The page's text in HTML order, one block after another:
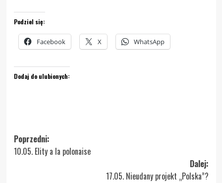
Podziel się:
Facebook X WhatsApp
Dodaj do ulubionych:
Zobacz
wpisy
Poprzedni:
10.05. Elity a la polonaise
Dalej:
17.05. Nieudany projekt „Polska”?